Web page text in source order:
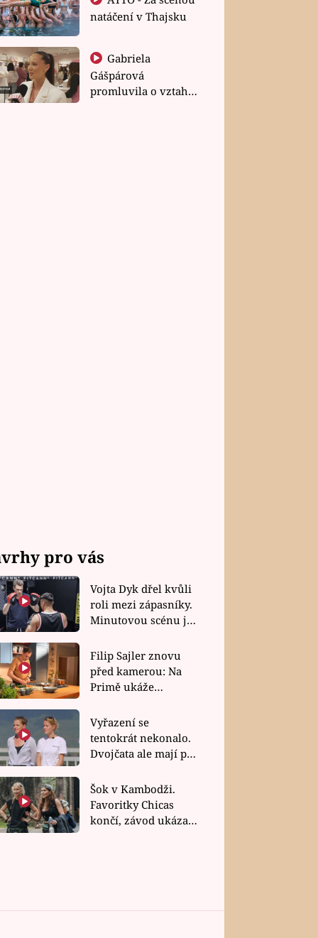
natáčení v Thajsku
Gabriela
Gášpárová
promluvila o vztahu
pro vás
Vojta Dyk dřel kvůli
roli mezi zápasníky.
Minutovou scénu jel
Filip Sajler znovu
před kamerou: Na
Primě ukáže
rychlé recepty
Vyřazení se
tentokrát nekonalo.
Dvojčata ale mají po
závodu nůž na krku
Šok v Kambodži.
Favoritky Chicas
končí, závod ukázal